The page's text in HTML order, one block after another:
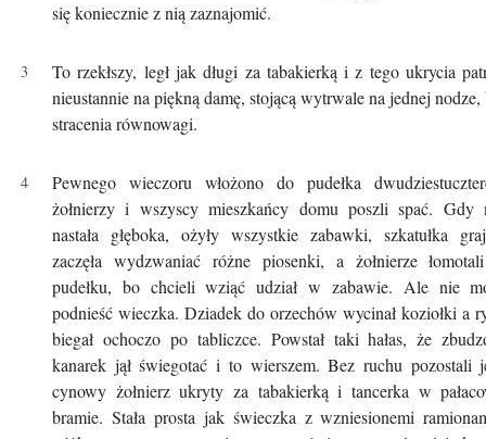
się koniecznie z nią zaznajomić.
To rzekłszy, legł jak długi za tabakierką i z tego ukrycia
nieustannie na piękną damę, stojącą wytrwale na jednej nodze,
stracenia równowagi.
Pewnego wieczoru włożono do pudełka
żołnierzy i wszyscy mieszkańcy domu poszli spać. Gdy
nastała głęboka, ożyły wszystkie zabawki, szkatułka
zaczęła wydzwaniać różne piosenki, a żołnierze
pudełku, bo chcieli wziąć udział w zabawie. Ale nie
podnieść wieczka. Dziadek do orzechów wycinał koziołki a
biegał ochoczo po tabliczce. Powstał taki hałas, że
kanarek jął świegotać i to wierszem. Bez ruchu pozostali
cynowy żołnierz ukryty za tabakierką i tancerka w
bramie. Stała prosta jak świeczka z wzniesionemi